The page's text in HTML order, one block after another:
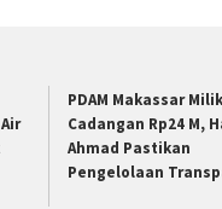
PDAM Makassar
Cadangan Rp24 M,
Ahmad Pastikan
Pengelolaan